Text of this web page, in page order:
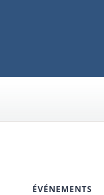
ÉVÉNEMENTS